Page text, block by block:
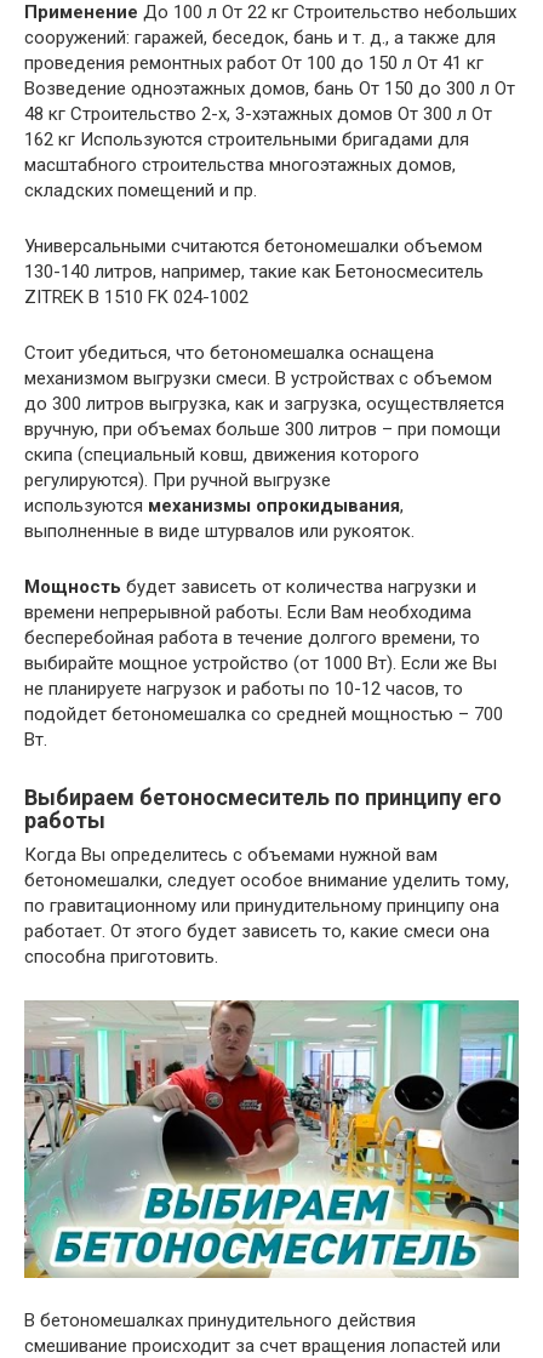
Применение До 100 л От 22 кг Строительство небольших
сооружений: гаражей, беседок, бань и т. д., а также для
проведения ремонтных работ От 100 до 150 л От 41 кг
Возведение одноэтажных домов, бань От 150 до 300 л От
48 кг Строительство 2-х, 3-хэтажных домов От 300 л От
162 кг Используются строительными бригадами для
масштабного строительства многоэтажных домов,
складских помещений и пр.
Универсальными считаются бетономешалки объемом
130-140 литров, например, такие как Бетоносмеситель
ZITREK B 1510 FK 024-1002
Стоит убедиться, что бетономешалка оснащена
механизмом выгрузки смеси. В устройствах с объемом
до 300 литров выгрузка, как и загрузка, осуществляется
вручную, при объемах больше 300 литров – при помощи
скипа (специальный ковш, движения которого
регулируются). При ручной выгрузке
используются механизмы опрокидывания,
выполненные в виде штурвалов или рукояток.
Мощность будет зависеть от количества нагрузки и
времени непрерывной работы. Если Вам необходима
бесперебойная работа в течение долгого времени, то
выбирайте мощное устройство (от 1000 Вт). Если же Вы
не планируете нагрузок и работы по 10-12 часов, то
подойдет бетономешалка со средней мощностью – 700
Вт.
Выбираем бетоносмеситель по принципу его
работы
Когда Вы определитесь с объемами нужной вам
бетономешалки, следует особое внимание уделить тому,
по гравитационному или принудительному принципу она
работает. От этого будет зависеть то, какие смеси она
способна приготовить.
В бетономешалках принудительного действия
смешивание происходит за счет вращения лопастей или